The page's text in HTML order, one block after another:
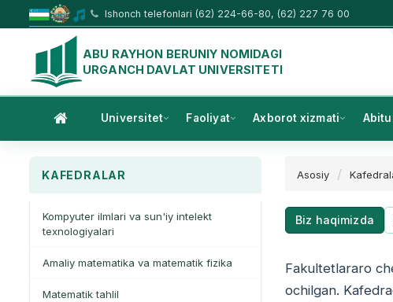
Ishonch telefonlari (62) 224-66-80, (62) 227 76 00
ABU RAYHON BERUNIY NOMIDAGI
URGANCH DAVLAT UNIVERSITETI
Universitet Faoliyat Axborot xizmati
KAFEDRALAR
Kompyuter ilmlari va sun'iy intelekt
texnologiyalari
Amaliy matematika va matematik fizika
Matematik tahlil
Asosiy
Biz haqimizda
Fakultetlararo
ochilgan.